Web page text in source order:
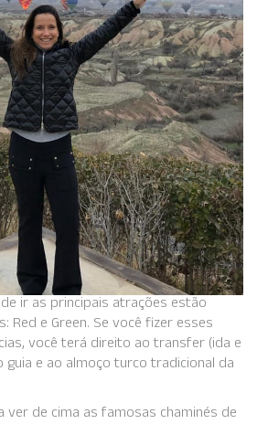
ir as principais atrações estão
Red e Green. Se você fizer esses
você terá direito ao transfer (ida e
e ao almoço turco tradicional da
ver de cima as famosas chaminés de